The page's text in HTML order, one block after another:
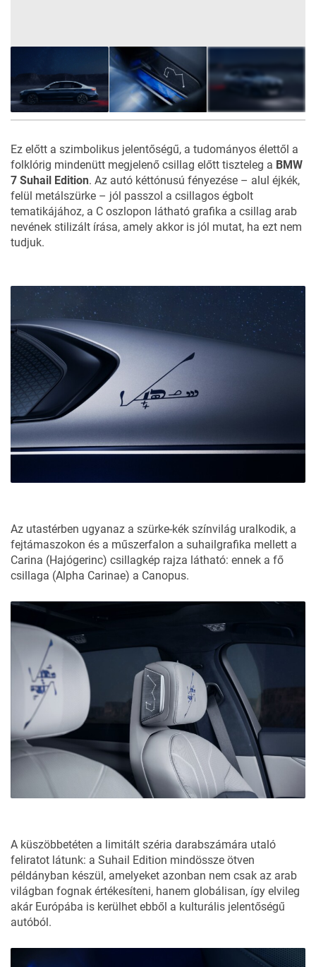
Ez előtt a szimbolikus jelentőségű, a tudományos élettől a
folklórig mindenütt megjelenő csillag előtt tiszteleg a BMW
7 Suhail Edition. Az autó kéttónusú fényezése – alul éjkék,
felül metálszürke – jól passzol a csillagos égbolt
tematikájához, a C oszlopon látható grafika a csillag arab
nevének stilizált írása, amely akkor is jól mutat, ha ezt nem
tudjuk.
Az utastérben ugyanaz a szürke-kék színvilág uralkodik, a
fejtámaszokon és a műszerfalon a suhailgrafika mellett a
Carina (Hajógerinc) csillagkép rajza látható: ennek a fő
csillaga (Alpha Carinae) a Canopus.
A küszöbbetéten a limitált széria darabszámára utaló
feliratot látunk: a Suhail Edition mindössze ötven
példányban készül, amelyeket azonban nem csak az arab
világban fognak értékesíteni, hanem globálisan, így elvileg
akár Európába is kerülhet ebből a kulturális jelentőségű
autóból.